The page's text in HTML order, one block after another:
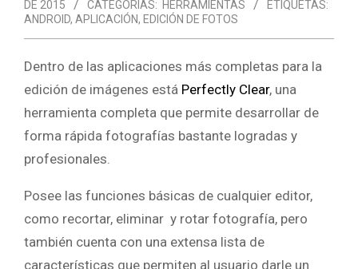
DE 2015
CATEGORÍAS: HERRAMIENTAS
ETIQUETAS:
ANDROID, APLICACIÓN, EDICIÓN DE FOTOS
Dentro de las aplicaciones más completas para la
edición de imágenes está Perfectly Clear, una
herramienta completa que permite desarrollar de
forma rápida fotografías bastante logradas y
profesionales.
Posee las funciones básicas de cualquier editor,
como recortar, eliminar y rotar fotografía, pero
también cuenta con una extensa lista de
características que permiten al usuario darle un